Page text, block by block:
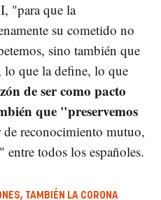
"para que la
su cometido no
sino también que
lo que la define, lo que
de ser como pacto
que "preservemos
reconocimiento mutuo,
todos los españoles.
TAMBIÉN LA CORONA